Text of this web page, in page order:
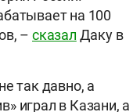
на 100
– сказал Даку в
так давно, а
играл в Казани, а